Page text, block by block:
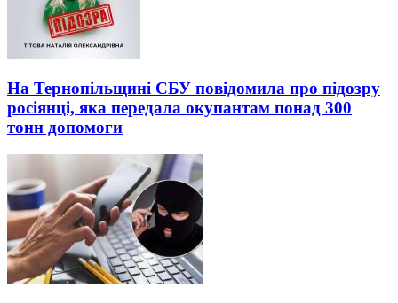
На Тернопільщині СБУ повідомила про підозру
росіянці, яка передала окупантам понад 300
тонн допомоги